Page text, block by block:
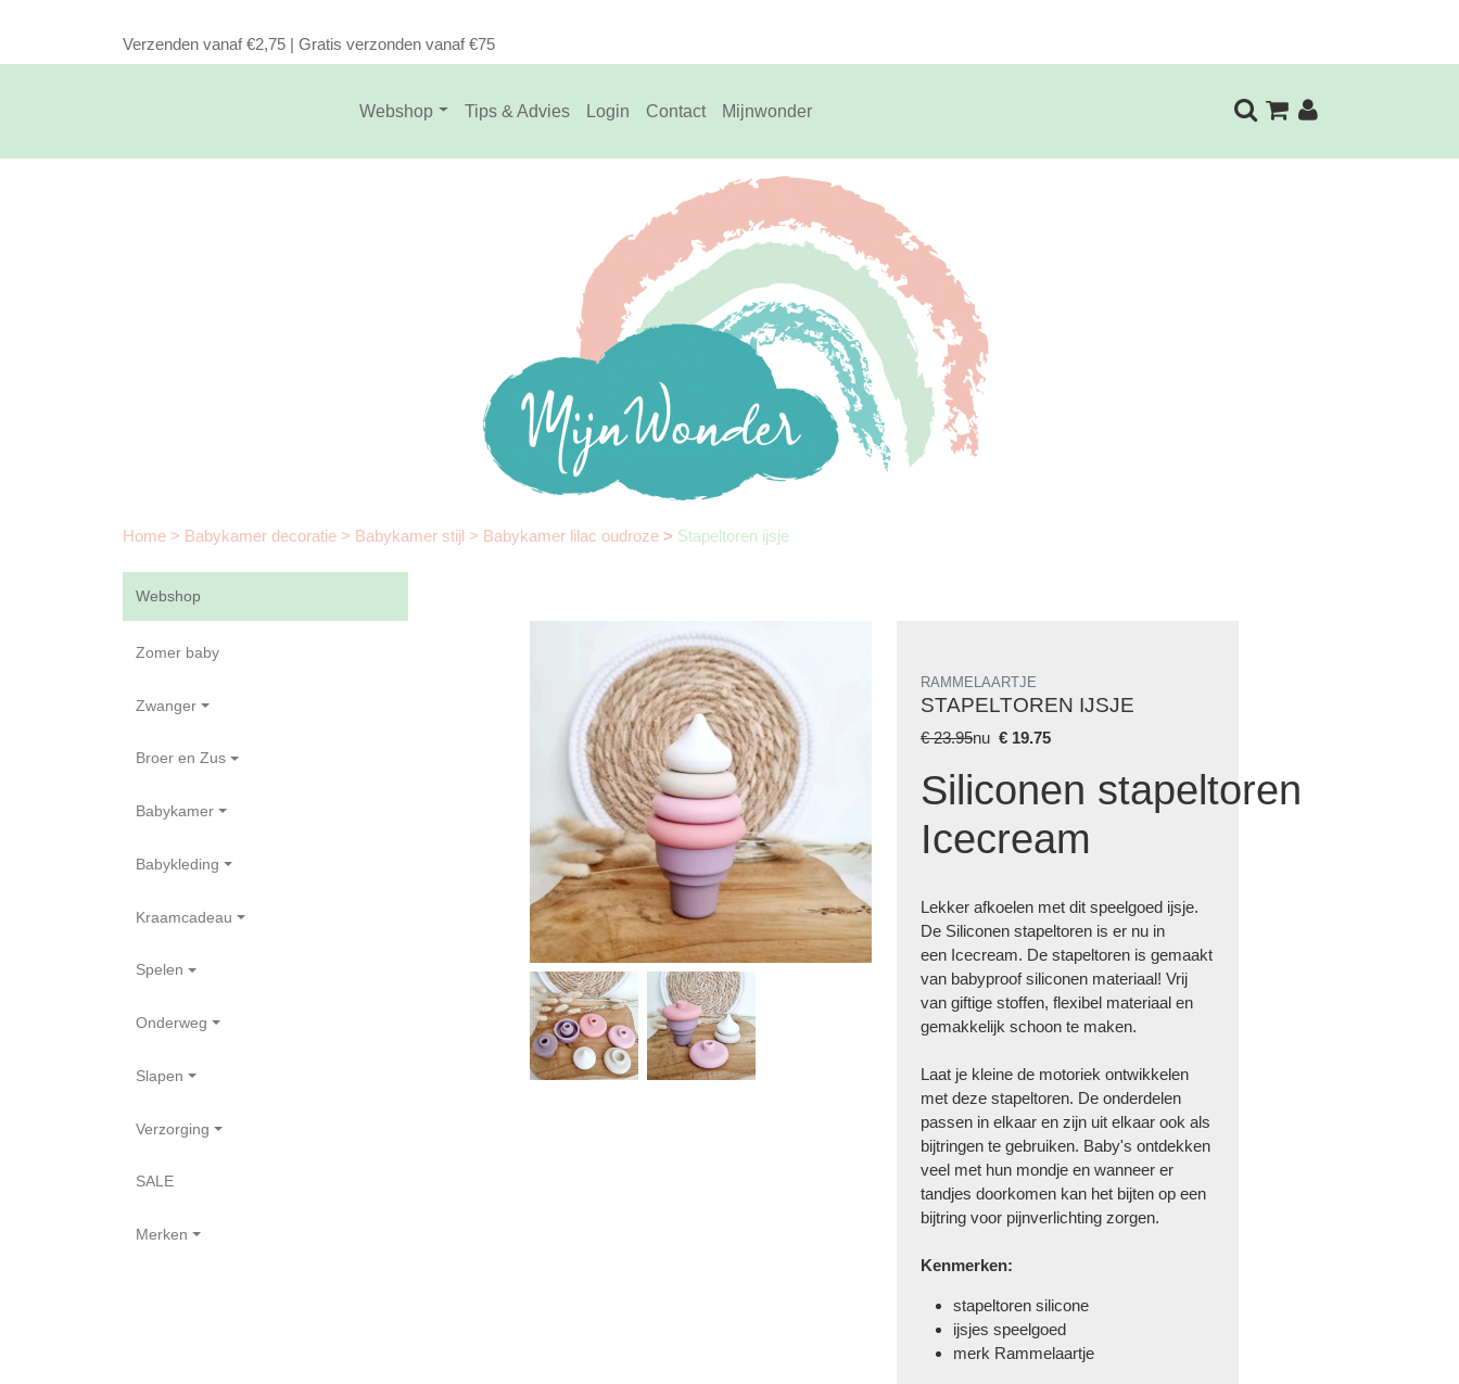
Verzenden vanaf €2,75 | Gratis verzonden vanaf €75
Mijnwonder
Contact
Login
Tips & Advies
Webshop
Home > Babykamer decoratie > Babykamer stijl > Babykamer lilac oudroze> Stapeltoren ijsje
Webshop
Zomer baby
Zwanger
Broer en Zus
Babykamer
Babykleding
Kraamcadeau
Spelen
Onderweg
Slapen
Verzorging
SALE
Merken
RAMMELAARTJE
STAPELTOREN IJSJE
€ 23.95nu€ 19.75
Siliconen stapeltoren
Icecream
Lekker afkoelen met dit speelgoed ijsje.
De Siliconen stapeltoren is er nu in
een Icecream. De stapeltoren is gemaakt
van babyproof siliconen materiaal! Vrij
van giftige stoffen, flexibel materiaal en
gemakkelijk schoon te maken.
Laat je kleine de motoriek ontwikkelen
met deze stapeltoren. De onderdelen
passen in elkaar en zijn uit elkaar ook als
bijtringen te gebruiken. Baby's ontdekken
veel met hun mondje en wanneer er
tandjes doorkomen kan het bijten op een
bijtring voor pijnverlichting zorgen.
Kenmerken:
stapeltoren silicone
ijsjes speelgoed
merk Rammelaartje